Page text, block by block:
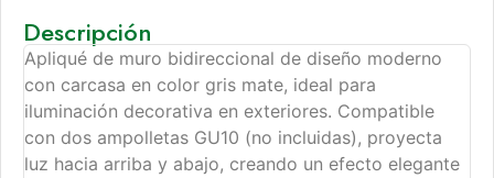
Descripción
Apliqué de muro bidireccional de diseño moderno
con carcasa en color gris mate, ideal para
iluminación decorativa en exteriores. Compatible
con dos ampolletas GU10 (no incluidas), proyecta
luz hacia arriba y abajo, creando un efecto elegante